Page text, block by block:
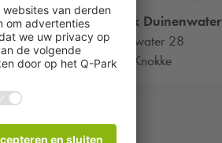
Q-ParkDuinenwater
Duinenwater 28
8200 Knokke